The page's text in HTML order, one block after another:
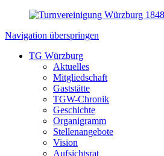
Navigation überspringen
TG Würzburg
Aktuelles
Mitgliedschaft
Gaststätte
TGW-Chronik
Geschichte
Organigramm
Stellenangebote
Vision
Aufsichtsrat